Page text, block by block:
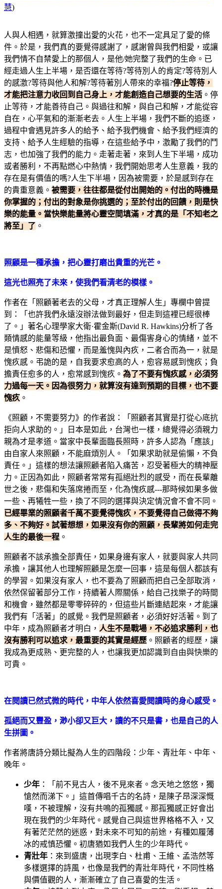
慧)
人與人相遇，就算激撞出愛的火花，也不一定具足了愛的條
件。於是，我們真的要覺得感謝了，感謝曾與我們相愛，或讓
我們情不自禁愛上的那個人，是他/她完整了我們的生命。已
經走過人生上半場，是否還在等待?等待別人的肯定?等待別人
的感激?等待與他人和解?等待著別人帶來的幸福?停止等待，
才能把注意力收回到自己身上，才能創造自己想要的生活 。停
止等待，才能善待自己。與過往和解，與自己和解，才能從容
自在，心平氣和的漸漸老去。人生上半場，我們不斷的追逐，
過程中會遇見許多人的給予、給予我們機會、給予我們經濟的
支持、給予人生經驗的指導，在這些給予中，激勵了我們的鬥
志，也加強了我們的能力。走著走著，來到人生下半場，成功
或者勝利，不再點燃心中熱情，我們開始思考人生意義，我的
存在是有價值的嗎?人生下半場，因為被需要，於是感到存在
的貴重意義。 被需要，往往都是從付出開始的。付出的時機是
你掌握的；付出的對象是你挑選的；至於付出的回饋，則是快
樂的能量。當快樂能量將心靈空間填滿，才真的是「不知老之
將至」了 。
照顧是一種承擔，把心靈打磨出貴重的光芒。
這光也照亮了未來，使我們看清老的模樣。
作者在「照顧著老去的父母，才真正理解人生」專欄中曾提
到：「也許我們永遠沒辦法做到最好，但走到這裡已經很棒
了。」著名心理學家大衛·霍金斯(David R. Hawkins)分析了各
類情感的能量等級，他指出最負面、最傷害身心的情緒，並不
是憤怒、悲傷和恐懼，而是羞愧與內疚，二者合而為一，就是
愧疚感。弔詭的是，自我要求愈高的人，愈容易感到愧疚；負
擔責任愈多的人，愈常感到愧疚。 為了不要有愧疚感，必須努
力過每一天。因為很努力，就算沒有達到預期的目標，也不要
愧疚 。
《照顧，不需要努力》的作者說：「照顧者其實是打從心底抗
拒向人求助的。」日本是如此，台灣也一樣，總覺得必須親力
親為才是孝道。當家中長輩面臨長照時，許多人認為「應該」
由自家人來照顧，不能麻煩別人。「如果求助就是偷懶，不負
責任。」這樣的想法讓照顧者陷入痛苦，忍受著極大的精神壓
力。正因為如此，照顧者常常有孤絕壯烈的感受，而在長輩離
世之後，悲傷和失落席捲而至，化為愧疚感---那時候如果多做
一些、再犧牲一些，換了不同的選擇與決定情況會不會不同。
已經畢業的照顧者千萬不要覺得愧疚，不要覺得自己做得不夠
多、不夠好。試著想想，如果沒有你的照顧，長輩將如何走完
人生的最後一程 。
照顧者不該承擔全部責任，如果身邊有家人，就要與家人共同
承擔，讓其他人也理解照顧是怎麼一回事，這是每個人都該有
的學習。如果沒有家人，也不要為了照顧而把自己全部取消，
依然保留著部分工作，持續著人際關係，給自己找樂子的時間
和機會，雖然都是零零碎碎的，但這些片斷連結起來，才能讓
我們有「活著」的感覺。我們是照顧者，必須好好活著。到了
中年，成為照顧者才明白， 人生不是戰場，不必追求勝利，也
沒有勝利可以追求，最重要的其實是經歷 。照顧者的經歷，讓
我成為更成熟、更完整的人，也讓我更加認識到自由與快樂的
可貴。
在閱讀已然式微的時代，中年人依然喜愛閱讀時的身心感受。
孤絕而又豐盈，渺小卻又巨大，讀的不只是書，也是自己的人
生拼圖。
作者將唐詩分類比擬為人生的四階段：少年、青壯年、中年、
晚年。
少年 ：「前不見古人，後不見來者。念天地之悠悠，獨
愴然而涕下。」這首傳唱千古的名詩，是陳子昂深深慨
嘆，不被理解，沒有共鳴的孤獨感。那孤獨感正好會出
現在我們的少年時代。感覺自己與這世界格格不入，又
有著茫茫然的迷惑，對未來不可知的前途，有種如履薄
冰的戒慎恐懼。初唐猶如我們人生的少年時代。
青壯年 ：來到盛唐，出現李白、杜甫、王維、孟浩然等
多樣選擇的詩風，也像是我們的青壯年時代，不同性格
與價值觀的人，漸漸確立了自己喜愛的生活。